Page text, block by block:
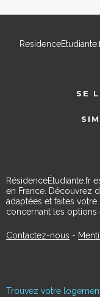
SE
RésidenceÉtudiante.fr
en France. Découvrez
adaptées et faites
concernant les options
Contactez-nous -
Trouvez votre